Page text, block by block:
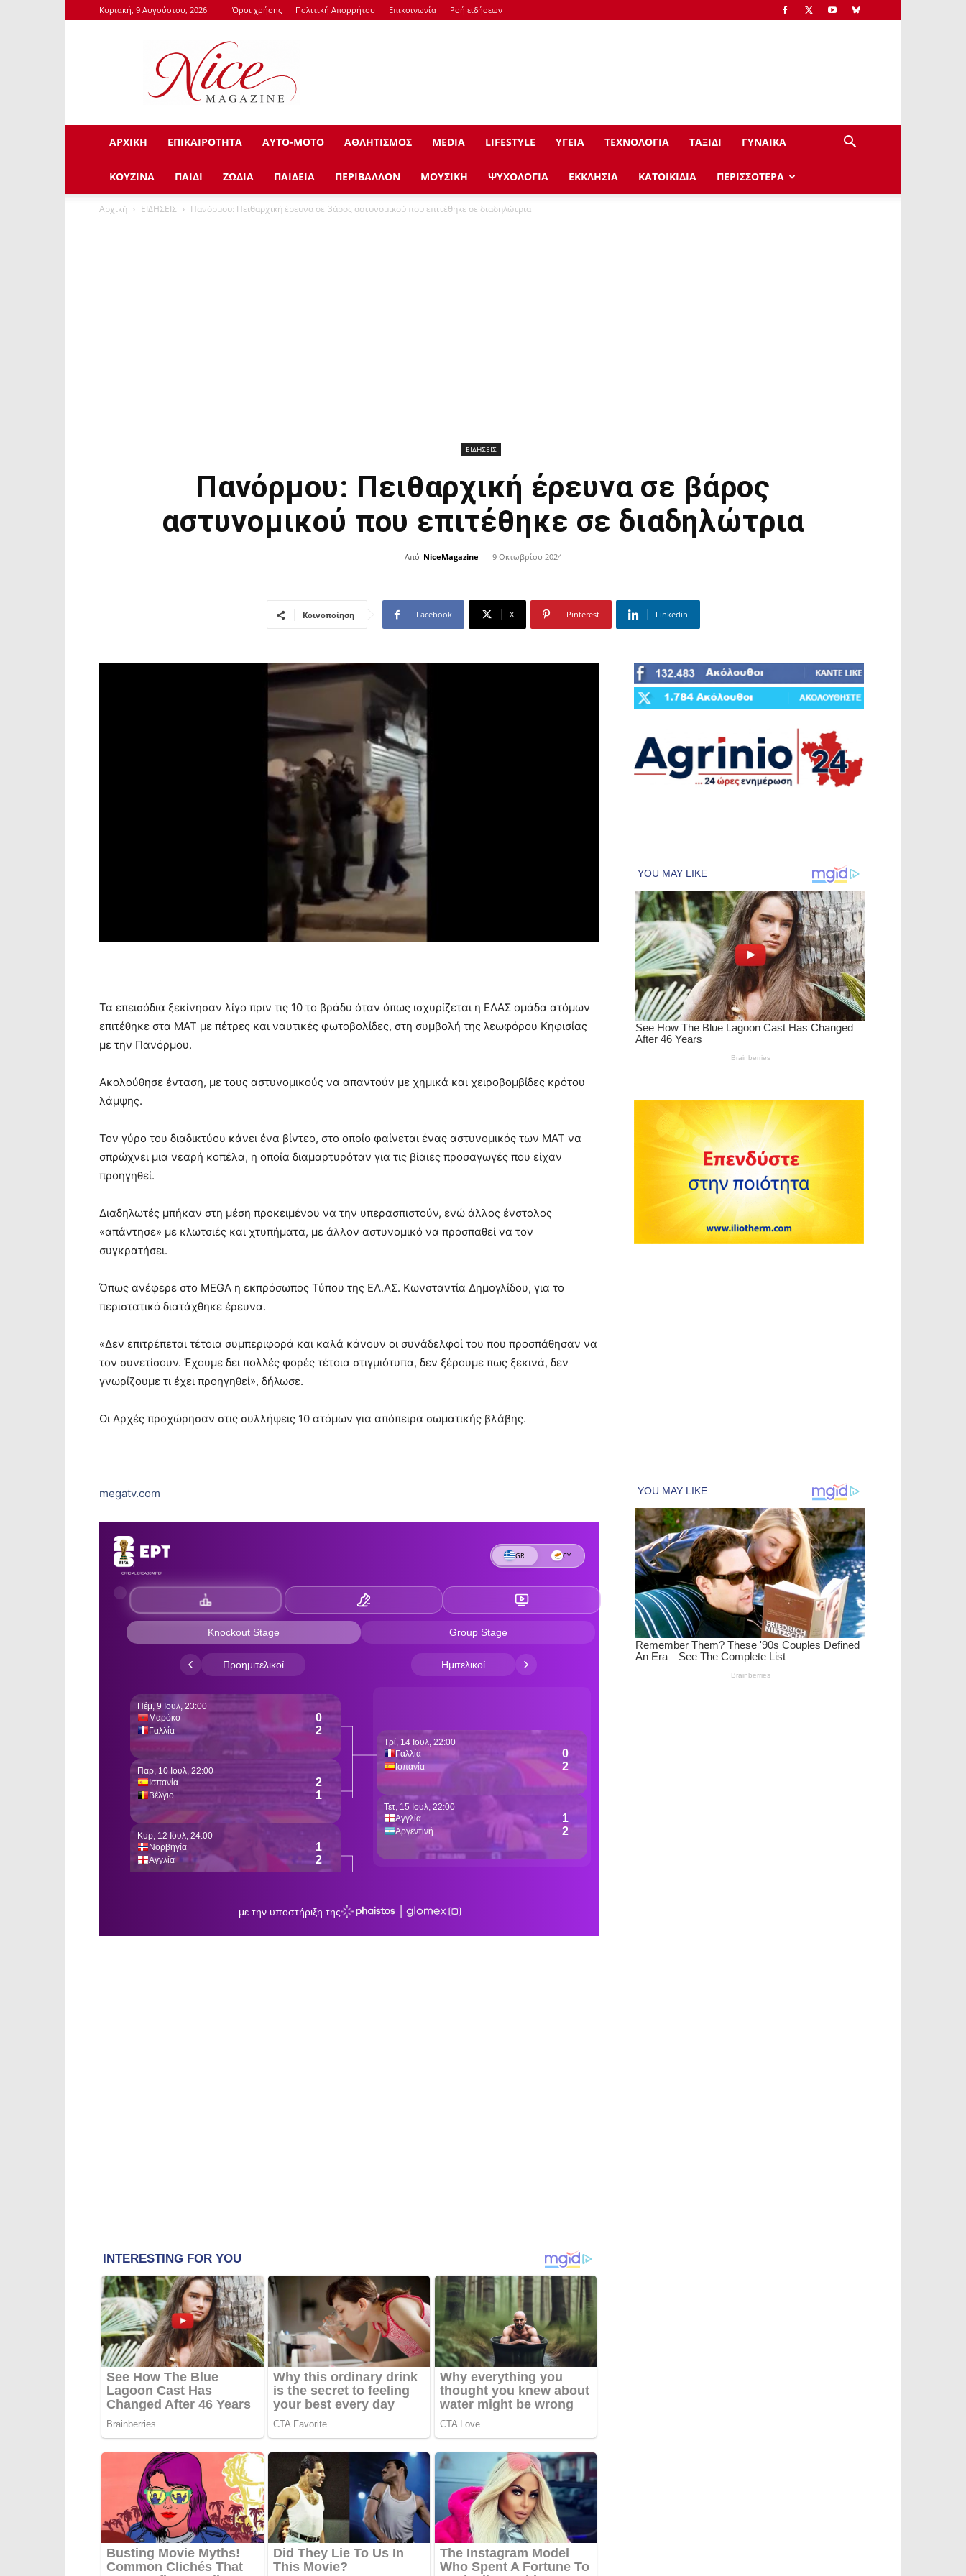
Κυριακή, 9 Αυγούστου, 2026 Όροι χρήσης Πολιτική Απορρήτου Επικοινωνία Ροή ειδήσεων
NiceMagazine.Gr
ΑΡΧΙΚΗ ΕΠΙΚΑΙΡΟΤΗΤΑ ΑΥΤΟ-ΜΟΤΟ ΑΘΛΗΤΙΣΜΟΣ ΜEDIA LIFESTYLE ΥΓΕΙΑ ΤΕΧΝΟΛΟΓΙΑ ΤΑΞΙΔΙ ΓΥΝΑΙΚΑ
ΚΟΥΖΙΝΑ ΠΑΙΔΙ ΖΩΔΙΑ ΠΑΙΔΕΙΑ ΠΕΡΙΒΑΛΛΟΝ ΜΟΥΣΙΚΗ ΨΥΧΟΛΟΓΙΑ ΕΚΚΛΗΣΙΑ ΚΑΤΟΙΚΙΔΙΑ ΠΕΡΙΣΣΟΤΕΡΑ
Αρχική ΕΙΔΗΣΕΙΣ Πανόρμου: Πειθαρχική έρευνα σε βάρος αστυνομικού που επιτέθηκε σε διαδηλώτρια
ΕΙΔΗΣΕΙΣ
Πανόρμου: Πειθαρχική έρευνα σε βάρος
αστυνομικού που επιτέθηκε σε διαδηλώτρια
Από NiceMagazine - 9 Οκτωβρίου 2024
Κοινοποίηση Facebook X Pinterest Linkedin
Τα επεισόδια ξεκίνησαν λίγο πριν τις 10 το βράδυ όταν όπως ισχυρίζεται η ΕΛΑΣ ομάδα ατόμων
επιτέθηκε στα ΜΑΤ με πέτρες και ναυτικές φωτοβολίδες, στη συμβολή της λεωφόρου Κηφισίας
με την Πανόρμου.
Ακολούθησε ένταση, με τους αστυνομικούς να απαντούν με χημικά και χειροβομβίδες κρότου
λάμψης.
Τον γύρο του διαδικτύου κάνει ένα βίντεο, στο οποίο φαίνεται ένας αστυνομικός των ΜΑΤ να
σπρώχνει μια νεαρή κοπέλα, η οποία διαμαρτυρόταν για τις βίαιες προσαγωγές που είχαν
προηγηθεί.
Διαδηλωτές μπήκαν στη μέση προκειμένου να την υπερασπιστούν, ενώ άλλος ένστολος
«απάντησε» με κλωτσιές και χτυπήματα, με άλλον αστυνομικό να προσπαθεί να τον
συγκρατήσει.
Όπως ανέφερε στο MEGA η εκπρόσωπος Τύπου της ΕΛ.ΑΣ. Κωνσταντία Δημογλίδου, για το
περιστατικό διατάχθηκε έρευνα.
«Δεν επιτρέπεται τέτοια συμπεριφορά και καλά κάνουν οι συνάδελφοί του που προσπάθησαν να
τον συνετίσουν. Έχουμε δει πολλές φορές τέτοια στιγμιότυπα, δεν ξέρουμε πως ξεκινά, δεν
γνωρίζουμε τι έχει προηγηθεί», δήλωσε.
Οι Αρχές προχώρησαν στις συλλήψεις 10 ατόμων για απόπειρα σωματικής βλάβης.
megatv.com